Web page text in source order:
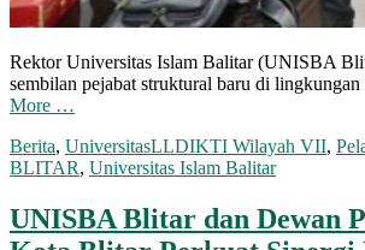
Rektor Universitas Islam Balitar (UNISBA
sembilan pejabat struktural baru di lingkungan
More …
Berita, UniversitasLLDIKTI Wilayah VII,
BLITAR, Universitas Islam Balitar
UNISBA Blitar dan Dewan